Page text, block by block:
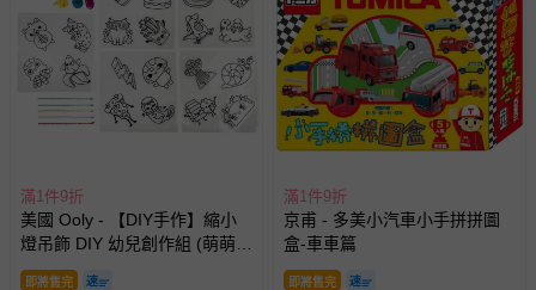
滿1件9折
美國 Ooly - 【DIY手作】縮小
燈吊飾 DIY 幼兒創作組 (萌萌好
朋友)
即將售完
滿1件9折
京甫 - 多美小汽車小手拼拼圖
盒-車車篇
即將售完